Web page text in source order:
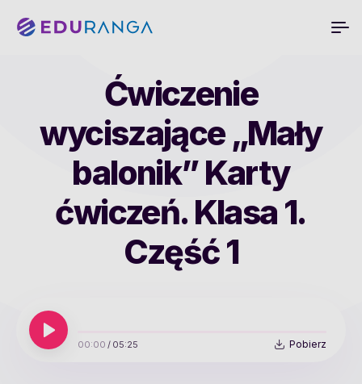
Ćwiczenie
wyciszające „Mały
balonik” Karty
ćwiczeń. Klasa 1.
Część 1
00:00 / 05:25 Pobierz